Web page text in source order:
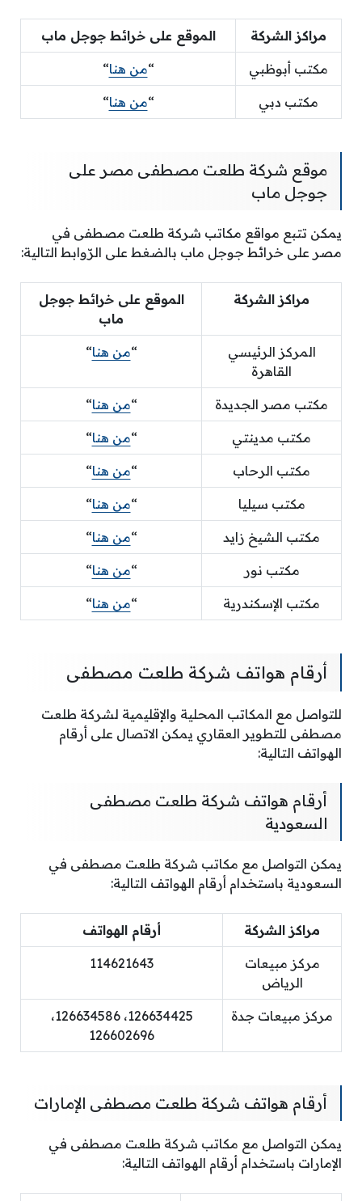
مراكز الشركة الموقع على خرائط جوجل ماب
مكتب أبوظبي “من هنا“
مكتب دبي “من هنا“
موقع شركة طلعت مصطفى مصر على
جوجل ماب
يمكن تتبع مواقع مكاتب شركة طلعت مصطفى في
مصر على خرائط جوجل ماب بالضغط على الرّوابط التالية:
مراكز الشركة
الموقع على خرائط جوجل
ماب
المركز الرئيسي
القاهرة
“من هنا“
مكتب مصر الجديدة “من هنا“
مكتب مدينتي “من هنا“
مكتب الرحاب “من هنا“
مكتب سيليا “من هنا“
مكتب الشيخ زايد “من هنا“
مكتب نور “من هنا“
مكتب الإسكندرية “من هنا“
أرقام هواتف شركة طلعت مصطفى
للتواصل مع المكاتب المحلية والإقليمية لشركة طلعت
مصطفى للتطوير العقاري يمكن الاتصال على أرقام
الهواتف التالية:
أرقام هواتف شركة طلعت مصطفى
السعودية
يمكن التواصل مع مكاتب شركة طلعت مصطفى في
السعودية باستخدام أرقام الهواتف التالية:
مراكز الشركة أرقام الهواتف
مركز مبيعات
الرياض
114621643
مركز مبيعات جدة
126634425، 126634586،
126602696
أرقام هواتف شركة طلعت مصطفى الإمارات
يمكن التواصل مع مكاتب شركة طلعت مصطفى في
الإمارات باستخدام أرقام الهواتف التالية: